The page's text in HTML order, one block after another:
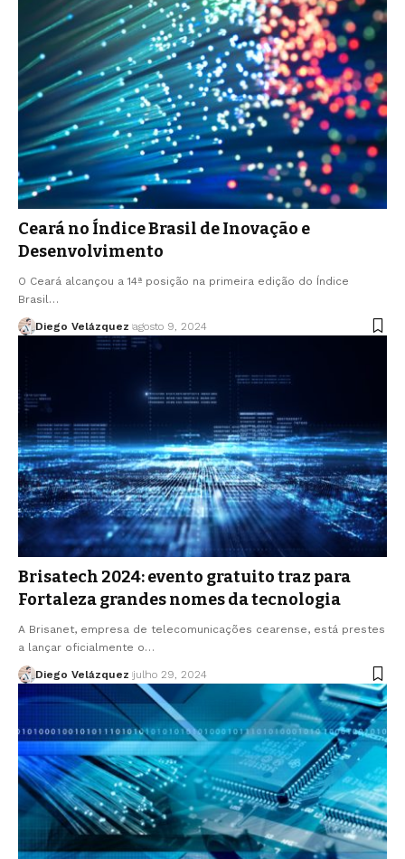
Ceará no Índice Brasil de Inovação e
Desenvolvimento
O Ceará alcançou a 14ª posição na primeira edição do Índice
Brasil…
Diego Velázquez agosto 9, 2024
Brisatech 2024: evento gratuito traz para
Fortaleza grandes nomes da tecnologia
A Brisanet, empresa de telecomunicações cearense, está prestes
a lançar oficialmente o…
Diego Velázquez julho 29, 2024